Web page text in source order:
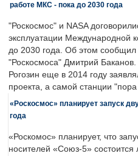
работе МКС - пока до 2030 года
"Роскосмос" и NASA
эксплуатации Международной
до 2030 года. Об этом сообщил
"Роскосмоса" Дмитрий
Рогозин еще в 2014 году
проекта, а самой станции
«Роскосмос» планирует запуск
года
«Роскомос» планирует, что
носителей «Союз-5»